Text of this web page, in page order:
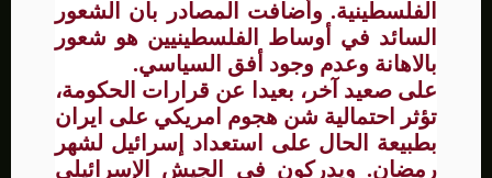
الفلسطينية. وأضافت المصادر بان الشعور
السائد في أوساط الفلسطينيين هو شعور
بالاهانة وعدم وجود أفق السياسي.
على صعيد آخر، بعيدا عن قرارات الحكومة،
تؤثر احتمالية شن هجوم امريكي على ايران
بطبيعة الحال على استعداد إسرائيل لشهر
رمضان. ويدركون في الجيش الإسرائيلي